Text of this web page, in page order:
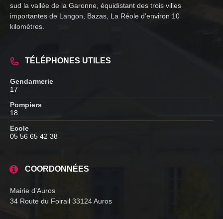
sud la vallée de la Garonne, équidistant des trois villes
importantes de Langon, Bazas, La Réole d’environ 10
kilomètres.
TÉLÉPHONES UTILES
Gendarmerie
17
Pompiers
18
Ecole
05 56 65 42 38
COORDONNÉES
Mairie d’Auros
34 Route du Foirail 33124 Auros